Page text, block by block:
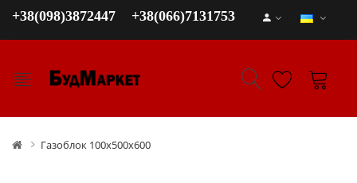
+38(098)3872447 +38(066)7131753
Газоблок 100х500х600